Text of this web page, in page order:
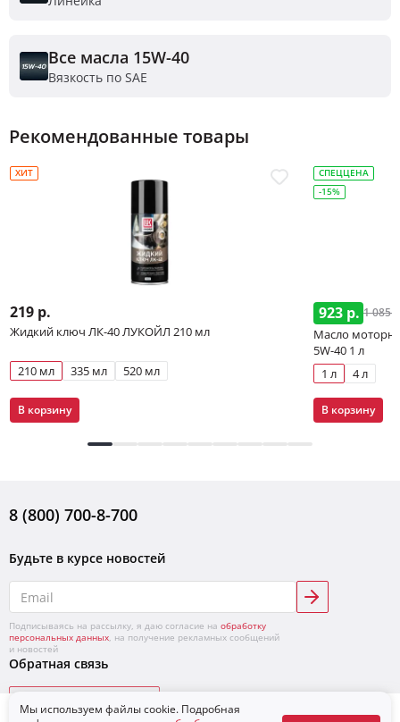
Все масла 15W-40
Вязкость по SAE
Рекомендованные товары
ХИТ
219 р.
Жидкий ключ ЛК-40 ЛУКОЙЛ 210 мл
210 мл 335 мл 520 мл
В корзину
СПЕЦЦЕНА
-15%
923 р. 1 085
Масло
5W-40 1 л
1 л
4 л
В корзину
8 (800) 700-8-700
Будьте в курсе новостей
Подписываясь на рассылку, я даю согласие на обработку
персональных данных , на получение рекламных сообщений
и новостей
Обратная связь
Мы используем файлы cookie. Подробная